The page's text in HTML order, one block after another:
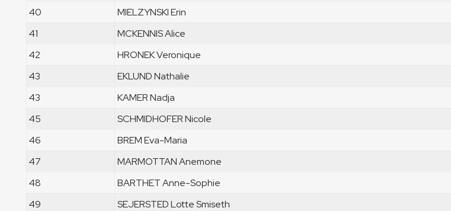
40
MIELZYNSKI Erin
41
MCKENNIS Alice
42
HRONEK Veronique
43
EKLUND Nathalie
43
KAMER Nadja
45
SCHMIDHOFER Nicole
46
BREM Eva-Maria
47
MARMOTTAN Anemone
48
BARTHET Anne-Sophie
49
SEJERSTED Lotte Smiseth